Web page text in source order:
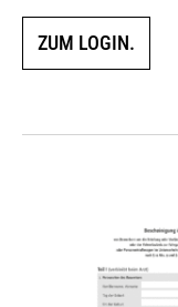
ZUM LOGIN.